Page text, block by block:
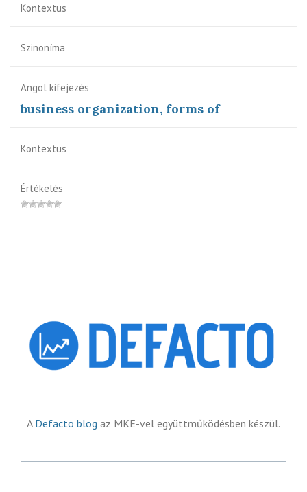
Kontextus
Szinoníma
Angol kifejezés
business organization, forms of
Kontextus
Értékelés
A Defacto blog az MKE-vel együttműködésben készül.